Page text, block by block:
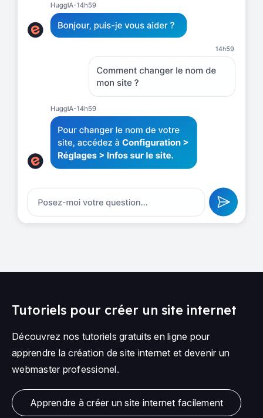
Tutoriels pour créer un site internet
Découvrez nos tutoriels gratuits en ligne pour
apprendre la création de site internet et devenir un
webmaster professionel.
Apprendre à créer un site internet facilement